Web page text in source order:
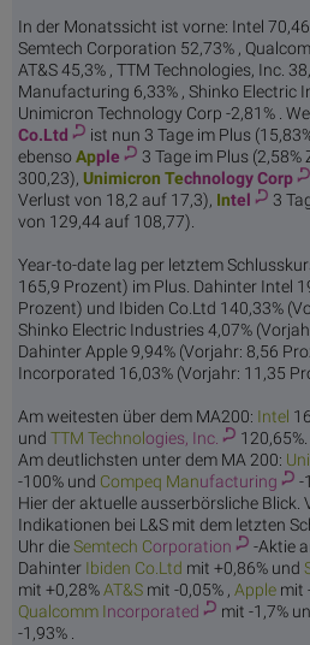
In der Monatssicht ist vorne: Intel
Semtech Corporation 52,73% ,
AT&S 45,3% , TTM Technologies, Inc.
Manufacturing 6,33% , Shinko Electric
Unimicron Technology Corp -2,81% .
Co.Ltd
ist nun 3 Tage im Plus
ebensoApple
3 Tage im Plus
300,23), Unimicron Technology Corp
Verlust von 18,2 auf 17,3), Intel
3
von 129,44 auf 108,77).
Year-to-date lag per letztem
165,9 Prozent) im Plus. Dahinter Intel
Prozent) und Ibiden Co.Ltd 140,33%
Shinko Electric Industries 4,07%
Dahinter Apple 9,94% (Vorjahr: 8,56
Incorporated 16,03% (Vorjahr: 11,35
Am weitesten über dem MA200: Intel
und TTM Technologies, Inc.
120,65%.
Am deutlichsten unter dem MA 200:
-100% und Compeq Manufacturing
-
Hier der aktuelle ausserbörsliche Blick.
Indikationen bei L&S mit dem letzten
Uhr dieSemtech Corporation
-Aktie
Dahinter Ibiden Co.Ltd mit +0,86% und
mit +0,28%AT&S mit -0,05% , Apple mit
Qualcomm Incorporated mit -1,7%
-1,93% .